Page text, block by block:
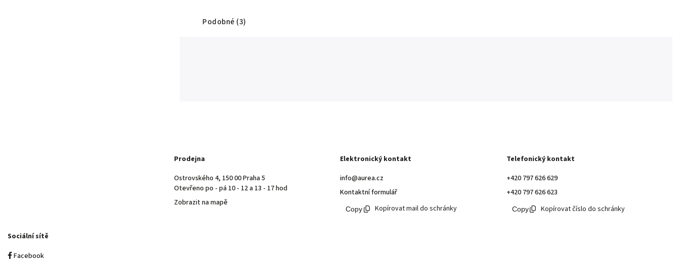
Podobné (3)
Prodejna
Ostrovského 4, 150 00 Praha 5
Otevřeno po - pá 10 - 12 a 13 - 17 hod
Zobrazit na mapě
Elektronický kontakt
info@aurea.cz
Kontaktní formulář
Kopírovat mail do schránky
Telefonický kontakt
+420 797 626 629
+420 797 626 623
Kopírovat číslo do schránky
Sociální sítě
Facebook